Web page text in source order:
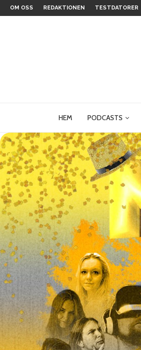
OM OSS REDAKTIONEN TESTDATORER
HEM PODCASTS